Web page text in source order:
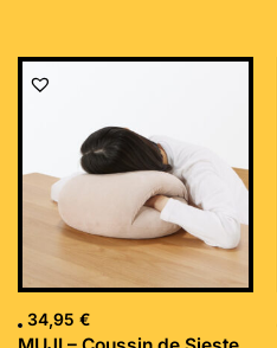
34,95 €